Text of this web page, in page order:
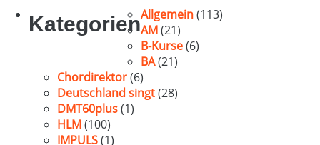
KategorienAllgemein(113)
AM(21)
B-Kurse(6)
BA(21)
Chordirektor(6)
Deutschland singt(28)
DMT60plus(1)
HLM(100)
IMPULS(1)